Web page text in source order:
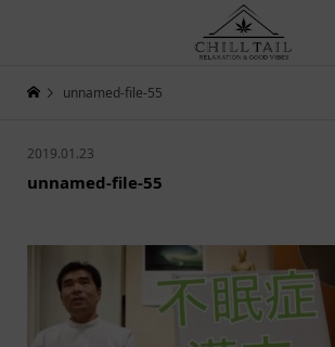
unnamed-file-55
2019.01.23
unnamed-file-55